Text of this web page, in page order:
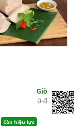
Giò
0 đ
Còn hiệu lực